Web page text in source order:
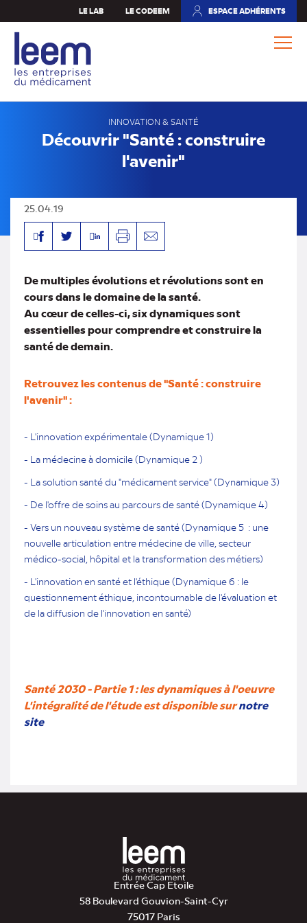
au
contenu
principal
LE LAB LE CODEEM ESPACE ADHÉRENTS
(NOUVEL
INNOVATION & SANTÉ
Découvrir "Santé : construire
l'avenir"
25.04.19
FacebookTwitterLinkedinImprimerEnvoyer
De multiples évolutions et révolutions sont en
cours dans le domaine de la santé.
Au cœur de celles-ci, six dynamiques sont
essentielles pour comprendre et construire la
santé de demain.
Retrouvez les contenus de "Santé : construire
l'avenir" :
- L'innovation expérimentale (Dynamique 1)
- La médecine à domicile(Dynamique 2 )
- La solution santé du "médicament service" (Dynamique 3)
- De l'offre de soins au parcours de santé (Dynamique 4)
- Vers un nouveau système de santé (Dynamique 5 : une
nouvelle articulation entre médecine de ville, secteur
médico-social, hôpital et la transformation des métiers)
- L'innovation en santé et l'éthique (Dynamique 6 : le
questionnement éthique, incontournable de l'évaluation et
de la diffusion de l'innovation en santé)
Santé 2030 - Partie 1 : les dynamiques à l'oeuvre
L'intégralité de l'étude est disponible surnotre
site
Entrée Cap Etoile
58 Boulevard Gouvion-Saint-Cyr
75017 Paris